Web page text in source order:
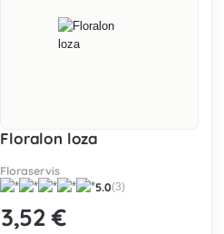
Floralon loza
Floraservis
5.0(3)
3,52 €